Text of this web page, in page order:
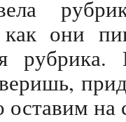
они
на